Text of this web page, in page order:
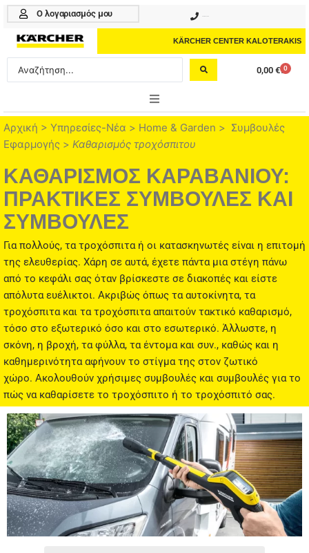
Μετάβαση
περιεχόμενο
Ο λογαριασμός μου
KÄRCHER CENTER KALOTERAKIS
Search
...
0,00 € 0
Cart
ONLINE SHOP
ΑΞΕΣΟΥΑΡ
ΚΑΘΑΡΙΣΤΙΚΑ
ΥΠΗΡΕΣΙΕΣ-ΝΕΑ-ΛΥΣΕΙΣ
Αρχική > Υπηρεσίες-Νέα > Home & Garden > Συμβουλές
Εφαρμογής > Καθαρισμός τροχόσπιτου
ΚΑΘΑΡΙΣΜΟΣ ΚΑΡΑΒΑΝΙΟΥ:
ΠΡΑΚΤΙΚΕΣ ΣΥΜΒΟΥΛΕΣ ΚΑΙ
ΣΥΜΒΟΥΛΕΣ
Για πολλούς, τα τροχόσπιτα ή οι κατασκηνωτές είναι η επιτομή
της ελευθερίας. Χάρη σε αυτά, έχετε πάντα μια στέγη πάνω
από το κεφάλι σας όταν βρίσκεστε σε διακοπές και είστε
απόλυτα ευέλικτοι. Ακριβώς όπως τα αυτοκίνητα, τα
τροχόσπιτα και τα τροχόσπιτα απαιτούν τακτικό καθαρισμό,
τόσο στο εξωτερικό όσο και στο εσωτερικό. Άλλωστε, η
σκόνη, η βροχή, τα φύλλα, τα έντομα και συν., καθώς και η
καθημερινότητα αφήνουν το στίγμα της στον ζωτικό
χώρο. Ακολουθούν χρήσιμες συμβουλές και συμβουλές για το
πώς να καθαρίσετε το τροχόσπιτο ή το τροχόσπιτό σας.